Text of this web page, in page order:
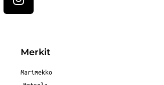
Merkit
Marimekko